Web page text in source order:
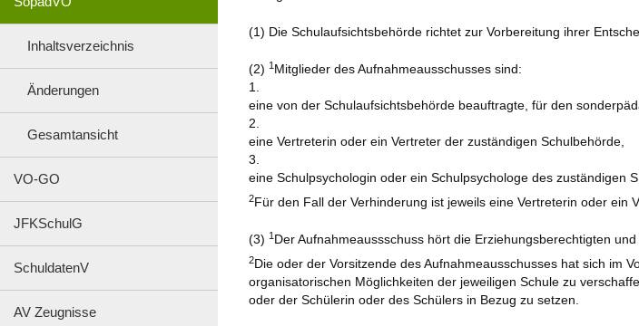
Inhaltsverzeichnis
Änderungen
Gesamtansicht
VO-GO
JFKSchulG
SchuldatenV
AV Zeugnisse
(1) Die Schulaufsichtsbehörde richtet zur Vorbereitung ihrer
(2) 1 Mitglieder des Aufnahmeausschusses sind:
1.
eine von der Schulaufsichtsbehörde beauftragte, für den
2.
eine Vertreterin oder ein Vertreter der zuständigen Schulbehörde,
3.
eine Schulpsychologin oder ein Schulpsychologe des zuständigen
2Für den Fall der Verhinderung ist jeweils eine Vertreterin oder ein
(3) 1 Der Aufnahmeaussschuss hört die Erziehungsberechtigten
2Die oder der Vorsitzende des Aufnahmeausschusses hat sich im
organisatorischen Möglichkeiten der jeweiligen Schule zu
oder der Schülerin oder des Schülers in Bezug zu setzen.